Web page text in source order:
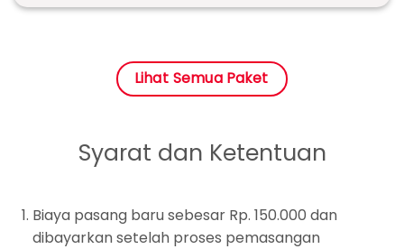
Lihat Semua Paket
Syarat dan Ketentuan
Biaya pasang baru sebesar Rp. 150.000 dan
dibayarkan setelah proses pemasangan